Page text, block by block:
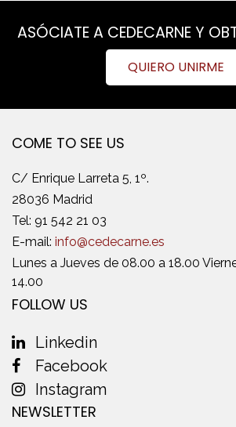
ASÓCIATE A CEDECARNE Y
QUIERO UNIRME
COME TO SEE US
C/ Enrique Larreta 5, 1º.
28036 Madrid
Tel: 91 542 21 03
E-mail: info@cedecarne.es
Lunes a Jueves de 08.00 a 18.00
14.00
FOLLOW US
Linkedin
Facebook
Instagram
NEWSLETTER